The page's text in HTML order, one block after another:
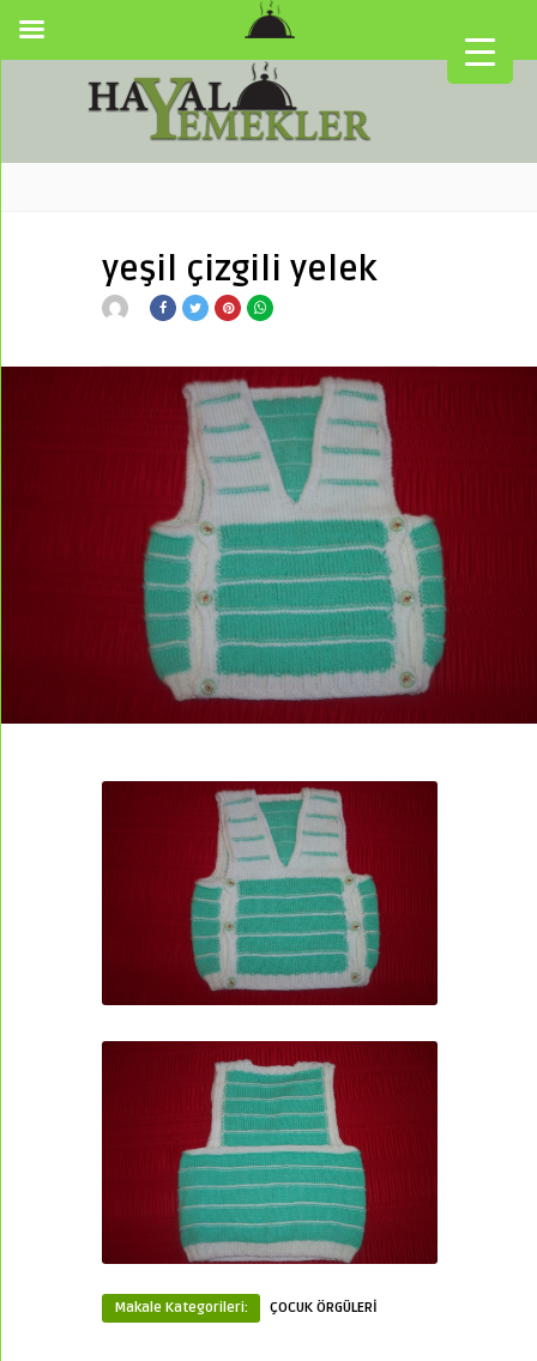
▼
yeşil çizgili yelek
Makale Kategorileri: ÇOCUK ÖRGÜLERİ